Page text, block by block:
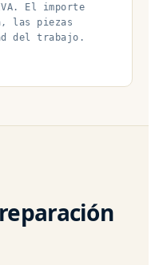
El importe
las piezas
del trabajo.